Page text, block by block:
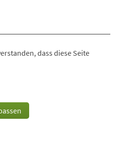
dass diese Seite